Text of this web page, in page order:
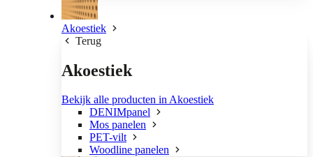
Akoestiek
Terug
Akoestiek
Bekijk alle producten in Akoestiek
DENIMpanel
Mos panelen
PET-vilt
Woodline panelen